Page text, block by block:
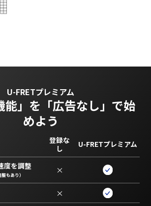
U-FRETプレミアム
能」を 「広告なし」で始
めよう
登録な
し
U-FRETプレミアム
度を調整
もあり） ×
×